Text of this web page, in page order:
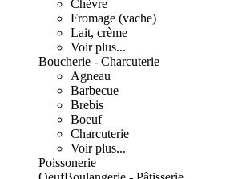
Chèvre
Fromage (vache)
Lait, crème
Voir plus...
Boucherie - Charcuterie
Agneau
Barbecue
Brebis
Boeuf
Charcuterie
Voir plus...
Poissonerie